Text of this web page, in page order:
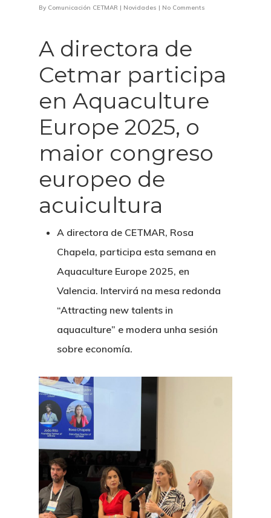
By Comunicación CETMAR | Novidades | No Comments
A directora de
Cetmar participa
en Aquaculture
Europe 2025, o
maior congreso
europeo de
acuicultura
A directora de CETMAR, Rosa
Chapela, participa esta semana en
Aquaculture Europe 2025, en
Valencia. Intervirá na mesa redonda
“Attracting new talents in
aquaculture” e modera unha sesión
sobre economía.